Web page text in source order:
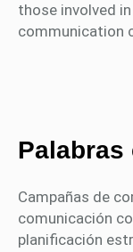
those involved
communication
Palabras
Campañas de
comunicación
planificación